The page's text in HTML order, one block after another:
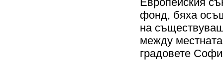
фонд, бяха
на
между
градовете